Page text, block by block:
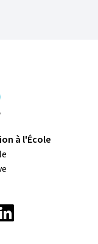
à l'École